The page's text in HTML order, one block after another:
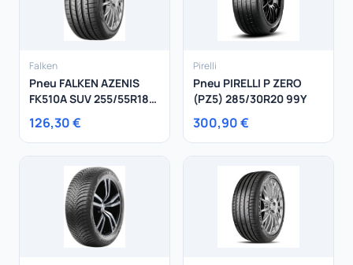
Falken
Pneu FALKEN AZENIS
FK510A SUV 255/55R18
105W
126,30 €
Pirelli
Pneu PIRELLI P ZERO
(PZ5) 285/30R20 99Y
300,90 €